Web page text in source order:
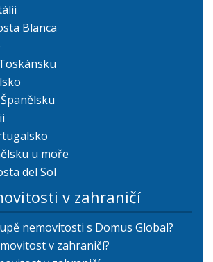
Blanca
u moře
del Sol
v zahraničí
nemovitosti s Domus Global?
v zahraničí?